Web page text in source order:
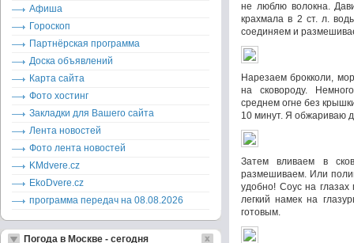
не люблю волокна.
крахмала в 2 ст. л.
соединяем и
Нарезаем брокколи,
на сковороду.
среднем огне без
10 минут. Я обжариваю
Затем вливаем в
размешиваем. Или
удобно! Соус на глазах
легкий намек на
готовым.
Афиша
Гороскоп
Партнёрская программа
Доска объявлений
Карта сайта
Фото хостинг
Закладки для Вашего сайта
Лента новостей
Фото лента новостей
KMdvere.cz
EkoDvere.cz
программа передач на 08.08.2026
Погода в Москве - сегодня